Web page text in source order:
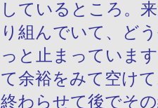
しているところ。
り組んでいて、ど
っと止まっていま
て余裕をみて空け
終わらせて後でそ